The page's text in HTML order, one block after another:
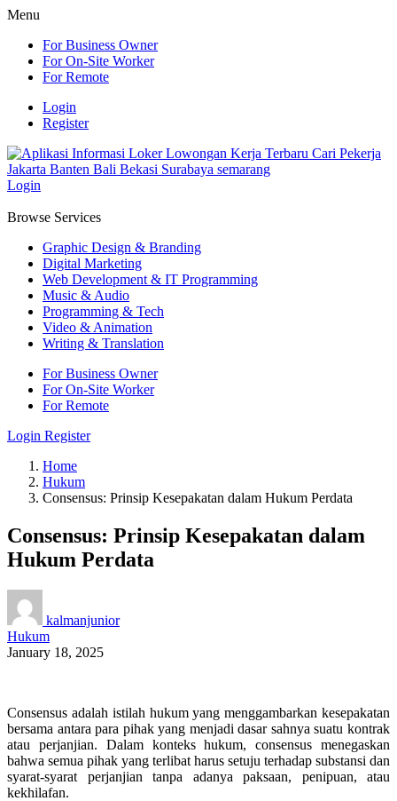
Menu
For Business Owner
For On-Site Worker
For Remote
Login
Register
Login
Browse Services
Graphic Design & Branding
Digital Marketing
Web Development & IT Programming
Music & Audio
Programming & Tech
Video & Animation
Writing & Translation
For Business Owner
For On-Site Worker
For Remote
Login Register
Home
Hukum
Consensus: Prinsip Kesepakatan dalam Hukum Perdata
Consensus: Prinsip Kesepakatan dalam
Hukum Perdata
kalmanjunior
Hukum
January 18, 2025
Consensus adalah istilah hukum yang menggambarkan kesepakatan
bersama antara para pihak yang menjadi dasar sahnya suatu kontrak
atau perjanjian. Dalam konteks hukum, consensus menegaskan
bahwa semua pihak yang terlibat harus setuju terhadap substansi dan
syarat-syarat perjanjian tanpa adanya paksaan, penipuan, atau
kekhilafan.